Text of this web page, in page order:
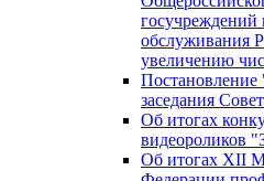
госучреждений
обслуживания
увеличению
Постановление
заседания
Об итогах
видеороликов
Об итогах XII